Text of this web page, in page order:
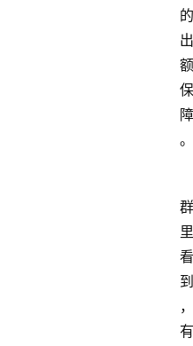
的
出
额
保
障
。
群
里
看
到
，
有